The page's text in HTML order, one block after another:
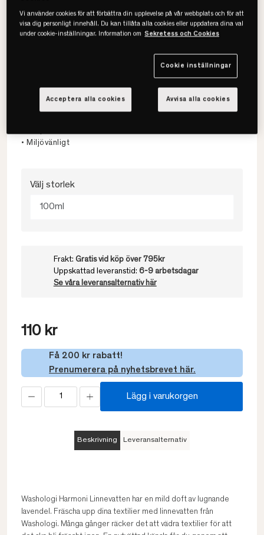
Harmoni Linnevatten
• Miljövänligt
Välj storlek
100ml
Frakt: Gratis vid köp över 795kr
Uppskattad leveranstid: 6-9 arbetsdagar
Se våra leveransalternativ här
110 kr
Få 200 kr rabatt!
Prenumerera på nyhetsbrevet här.
Lägg i varukorgen
Beskrivning Leveransalternativ
Washologi Harmoni Linnevatten har en mild doft av lugnande
lavendel. Fräscha upp dina textilier med linnevatten från
Washologi. Många gånger räcker det att vädra textilier för att
Vi använder cookies för att förbättra din upplevelse på vår webbplats och för att
visa dig personligt innehåll. Du kan tillåta alla cookies eller uppdatera dina val
under cookie-inställningar. Information om Sekretess och Cookies
Cookie inställningar
Avvisa alla cookies
Acceptera alla cookies